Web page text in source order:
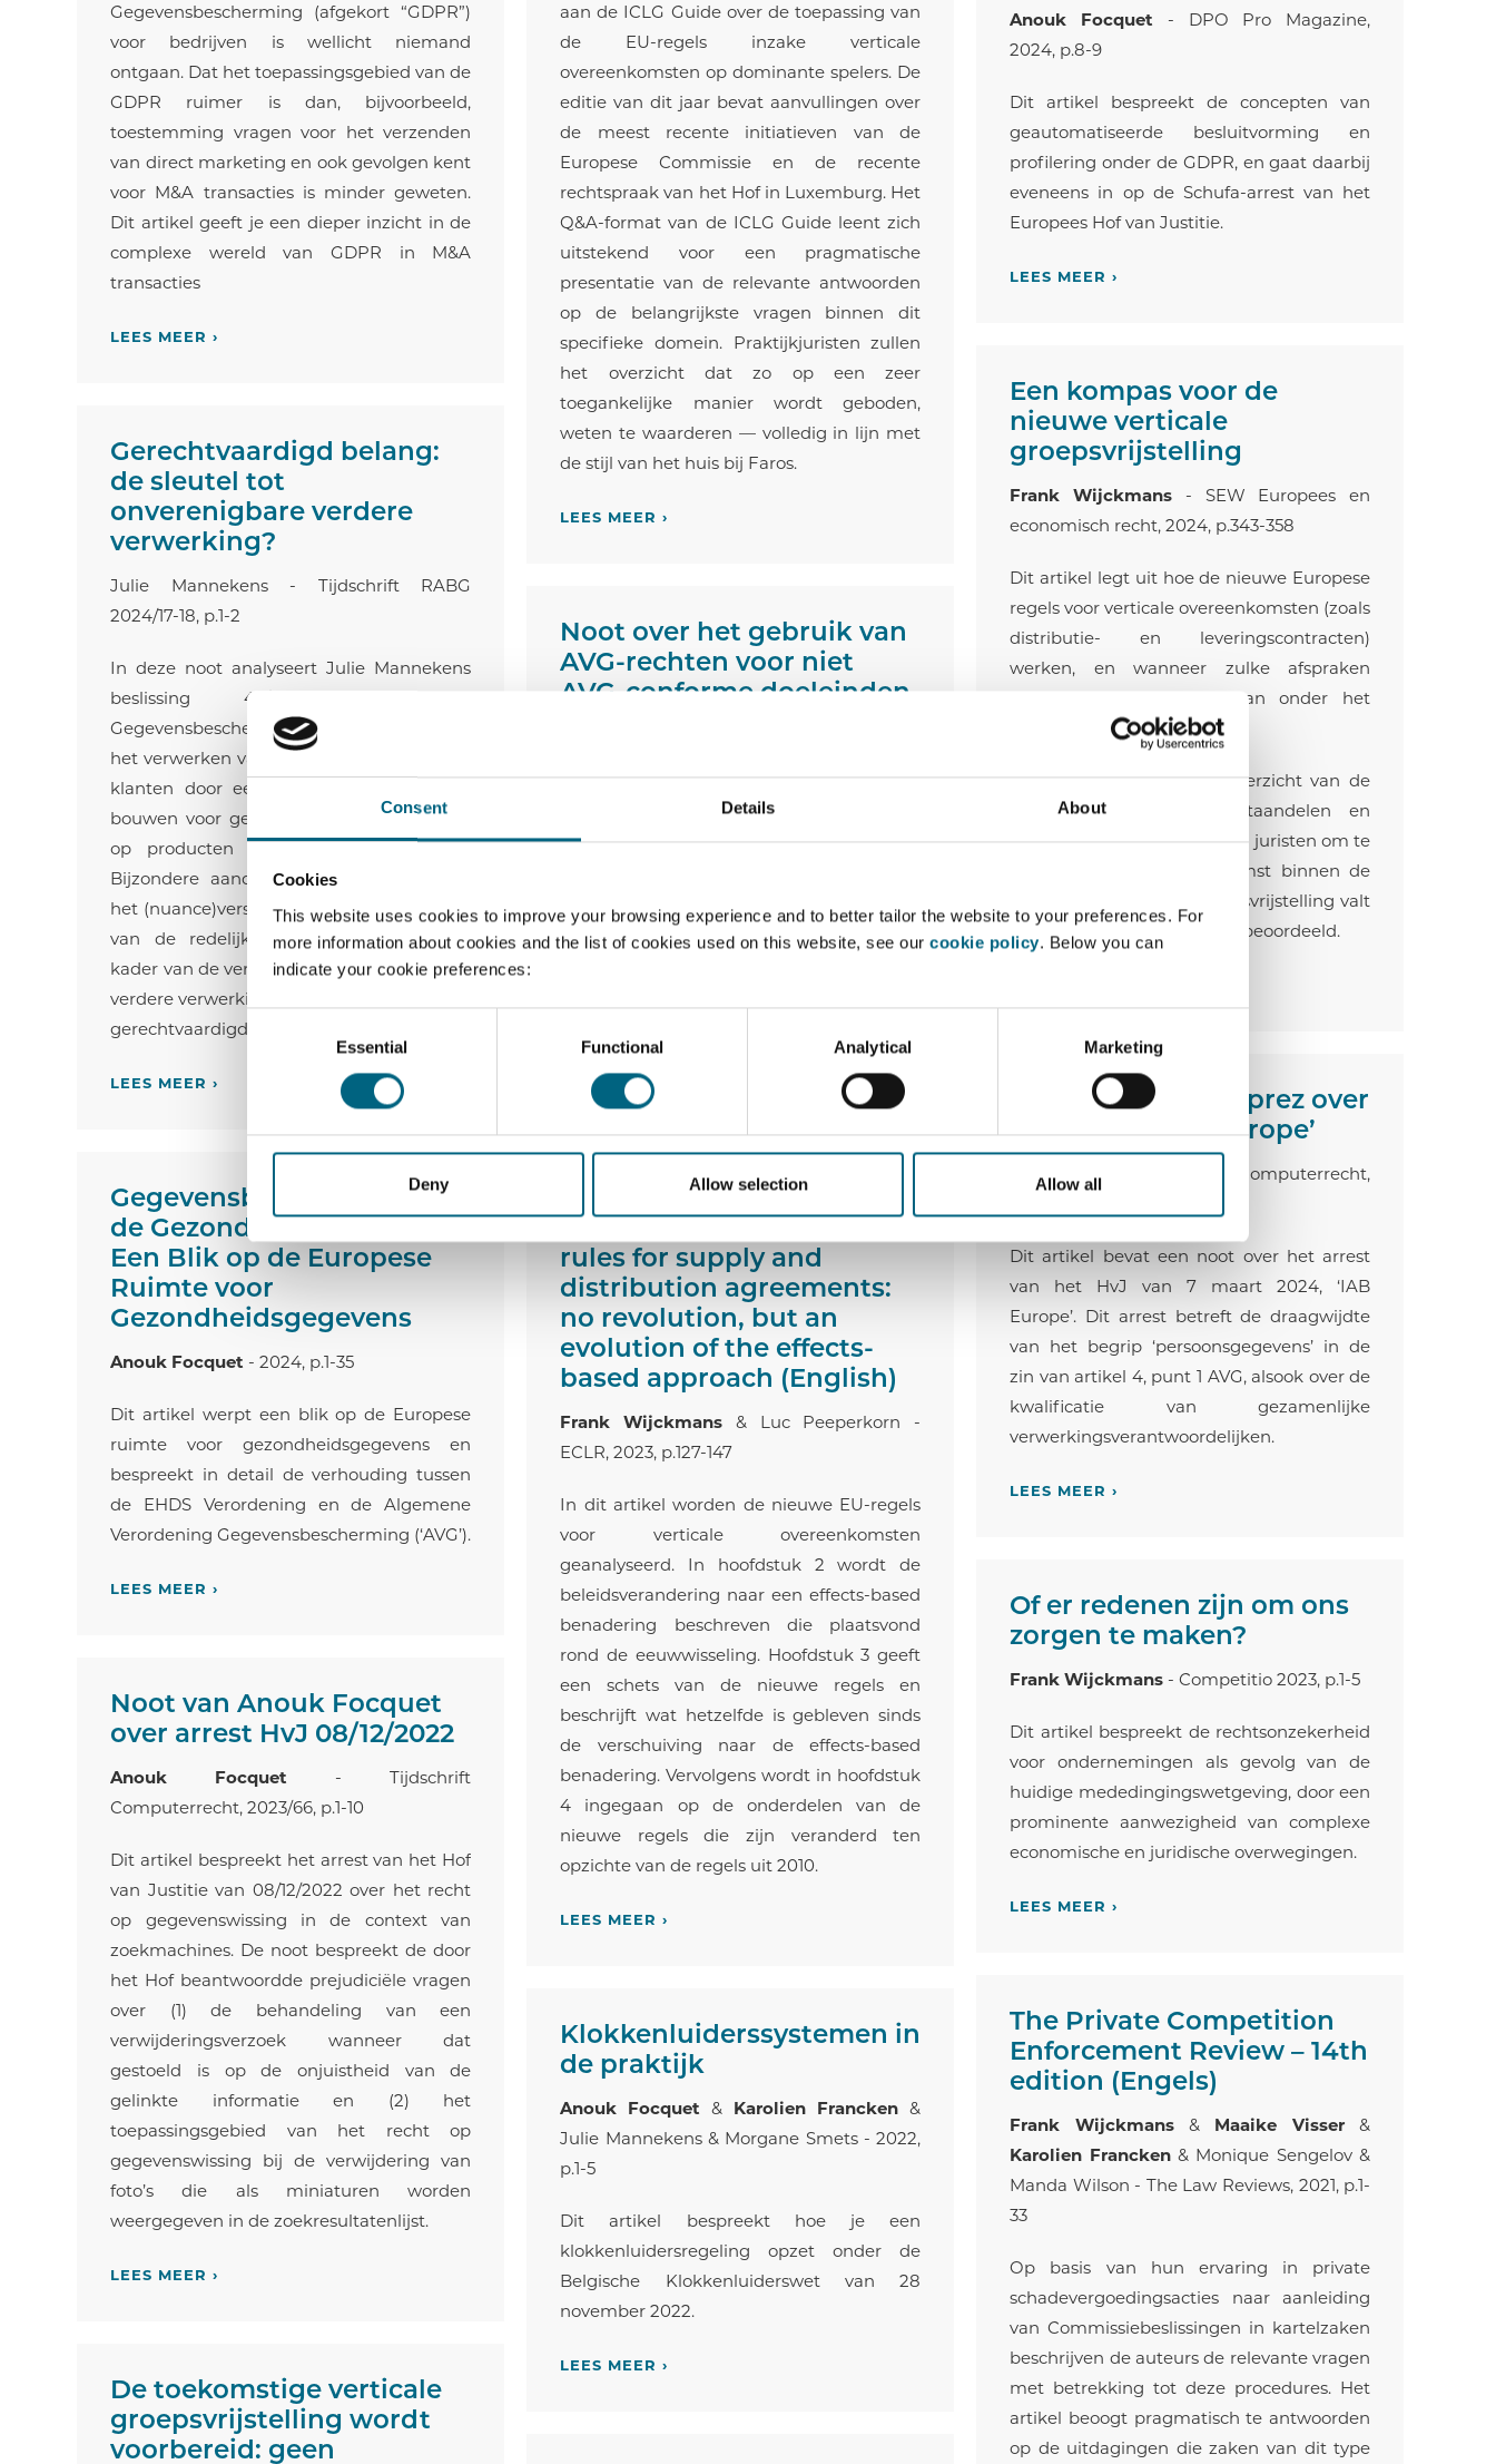
Consent Details About
Cookies
This website uses cookies to improve your browsing experience and to better tailor the website to your preferences. For
more information about cookies and the list of cookies used on this website, see our cookie policy. Below you can
indicate your cookie preferences:
Consent
Essential Functional Analytical Marketing
Deny Allow selection Allow all
aan de ICLG Guide over de toepassing van
de EU-regels inzake verticale
overeenkomsten op dominante spelers. De
editie van dit jaar bevat aanvullingen over
de meest recente initiatieven van de
Europese Commissie en de recente
rechtspraak van het Hof in Luxemburg. Het
Q&A-format van de ICLG Guide leent zich
uitstekend voor een pragmatische
presentatie van de relevante antwoorden
op de belangrijkste vragen binnen dit
specifieke domein. Praktijkjuristen zullen
het overzicht dat zo op een zeer
toegankelijke manier wordt geboden,
weten te waarderen — volledig in lijn met
de stijl van het huis bij Faros.
LEES MEER ›
Gegevensbescherming (afgekort “GDPR”)
voor bedrijven is wellicht niemand
ontgaan. Dat het toepassingsgebied van de
GDPR ruimer is dan, bijvoorbeeld,
toestemming vragen voor het verzenden
van direct marketing en ook gevolgen kent
voor M&A transacties is minder geweten.
Dit artikel geeft je een dieper inzicht in de
complexe wereld van GDPR in M&A
transacties
LEES MEER ›
Anouk Focquet - DPO Pro Magazine,
2024, p.8-9
Dit artikel bespreekt de concepten van
geautomatiseerde besluitvorming en
profilering onder de GDPR, en gaat daarbij
eveneens in op de Schufa-arrest van het
Europees Hof van Justitie.
LEES MEER ›
Een kompas voor de
nieuwe verticale
groepsvrijstelling
Frank Wijckmans - SEW Europees en
economisch recht, 2024, p.343-358
Dit artikel legt uit hoe de nieuwe Europese
regels voor verticale overeenkomsten (zoals
distributie- en leveringscontracten)
werken, en wanneer zulke afspraken
automatisch zijn toegestaan onder het
mededingingsrecht.
Het biedt een praktisch overzicht van de
voorwaarden (zoals marktaandelen en
verboden clausules) en helpt juristen om te
bepalen of een overeenkomst binnen de
“veilige zone” van de groepsvrijstelling valt
of individueel moet worden beoordeeld.
Gerechtvaardigd belang:
de sleutel tot
onverenigbare verdere
verwerking?
Julie Mannekens - Tijdschrift RABG
2024/17-18, p.1-2
In deze noot analyseert Julie Mannekens
beslissing 46/2024 van de
Gegevensbeschermingsautoriteit omtrent
het verwerken van transactiegegevens van
klanten door een bank om modellen te
bouwen voor gepersonaliseerde kortingen
op producten en diensten van derde.
Bijzondere aandacht wordt besteed aan
het (nuance)verschil tussen de beoordeling
van de redelijke verwachtingen in het
kader van de verenigbaarheidstoets bij een
verdere verwerking en in het kader van het
gerechtvaardigd belang als rechtsgrond.
LEES MEER ›
Noot over het gebruik van
AVG-rechten voor niet
AVG-conforme doeleinden
Persoonsgegevens, 2024, p.9-14
Dit artikel bevat een noot van Anouk
over het arrest van het Marktenhof van 1
december 2021. Deze noot analyseert de
en verschillende buitenlandse uitspraken.
LEES MEER ›
Noot van Sofie Deprez over
Arrest HvJ ‘IAB Europe’
Sofie Deprez
- Tijdschrift Computerrecht,
Dit artikel bevat een noot over het arrest
van het HvJ van 7 maart 2024, ‘IAB
Europe’. Dit arrest betreft de draagwijdte
van het begrip ‘persoonsgegevens’ in de
zin van artikel 4, punt 1 AVG, alsook over de
kwalificatie van gezamenlijke
verwerkingsverantwoordelijken.
LEES MEER ›
Gegevensbescherming in
de Gezondheidssector -
Een Blik op de Europese
Ruimte voor
Gezondheidsgegevens
Anouk Focquet - 2024, p.1-35
Dit artikel werpt een blik op de Europese
ruimte voor gezondheidsgegevens en
bespreekt in detail de verhouding tussen
de EHDS Verordening en de Algemene
Verordening Gegevensbescherming (‘AVG’).
LEES MEER ›
rules for supply and
distribution agreements:
no revolution, but an
evolution of the effects-
based approach (English)
Frank Wijckmans & Luc Peeperkorn -
ECLR, 2023, p.127-147
In dit artikel worden de nieuwe EU-regels
voor verticale overeenkomsten
geanalyseerd. In hoofdstuk 2 wordt de
beleidsverandering naar een effects-based
benadering beschreven die plaatsvond
rond de eeuwwisseling. Hoofdstuk 3 geeft
een schets van de nieuwe regels en
beschrijft wat hetzelfde is gebleven sinds
de verschuiving naar de effects-based
benadering. Vervolgens wordt in hoofdstuk
4 ingegaan op de onderdelen van de
nieuwe regels die zijn veranderd ten
opzichte van de regels uit 2010.
LEES MEER ›
Of er redenen zijn om ons
zorgen te maken?
Frank Wijckmans - Competitio 2023, p.1-5
Dit artikel bespreekt de rechtsonzekerheid
voor ondernemingen als gevolg van de
huidige mededingingswetgeving, door een
prominente aanwezigheid van complexe
economische en juridische overwegingen.
LEES MEER ›
Noot van Anouk Focquet
over arrest HvJ 08/12/2022
Anouk Focquet - Tijdschrift
Computerrecht, 2023/66, p.1-10
Dit artikel bespreekt het arrest van het Hof
van Justitie van 08/12/2022 over het recht
op gegevenswissing in de context van
zoekmachines. De noot bespreekt de door
het Hof beantwoordde prejudiciële vragen
over (1) de behandeling van een
verwijderingsverzoek wanneer dat
gestoeld is op de onjuistheid van de
gelinkte informatie en (2) het
toepassingsgebied van het recht op
gegevenswissing bij de verwijdering van
foto’s die als miniaturen worden
weergegeven in de zoekresultatenlijst.
LEES MEER ›
The Private Competition
Enforcement Review – 14th
edition (Engels)
Frank Wijckmans& Maaike Visser&
Karolien Francken& Monique Sengelov &
Manda Wilson - The Law Reviews, 2021, p.1-
33
Op basis van hun ervaring in private
schadevergoedingsacties naar aanleiding
van Commissiebeslissingen in kartelzaken
beschrijven de auteurs de relevante vragen
met betrekking tot deze procedures. Het
artikel beoogt pragmatisch te antwoorden
op de uitdagingen die zaken van dit type
Klokkenluiderssystemen in
de praktijk
Anouk Focquet & Karolien Francken &
Julie Mannekens & Morgane Smets - 2022,
p.1-5
Dit artikel bespreekt hoe je een
klokkenluidersregeling opzet onder de
Belgische Klokkenluiderswet van 28
november 2022.
LEES MEER ›
De toekomstige verticale
groepsvrijstelling wordt
voorbereid: geen